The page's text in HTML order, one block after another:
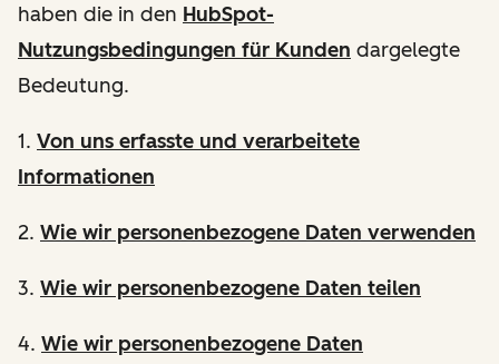
haben die in den HubSpot-
Nutzungsbedingungen für Kunden dargelegte
Bedeutung.
1. Von uns erfasste und verarbeitete
Informationen
2. Wie wir personenbezogene Daten verwenden
3. Wie wir personenbezogene Daten teilen
4. Wie wir personenbezogene Daten